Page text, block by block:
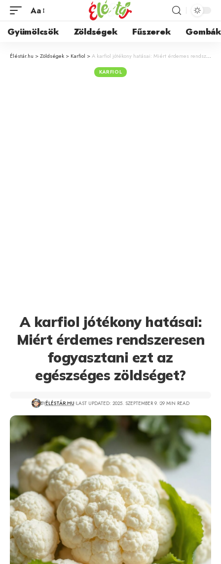
Aa
Gyümölcsök Zöldségek Fűszerek Gombák
Éléstár.hu >Zöldségek > Karfiol >A karfiol jótékony hatásai: Miért érdemes rendszeresen fogyasztani ezt az egészséges zöldséget?
KARFIOL
A karfiol jótékony hatásai:
Miért érdemes rendszeresen
fogyasztani ezt az
egészséges zöldséget?
BYÉLÉSTÁR.HU LAST UPDATED: 2025. SZEPTEMBER 9. 29 MIN READ